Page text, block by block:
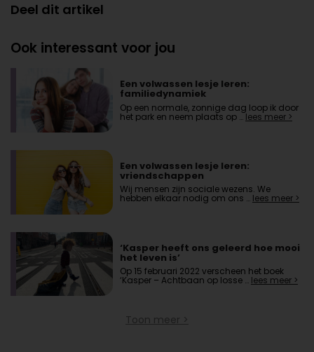
Deel dit artikel
Ook interessant voor jou
Een volwassen lesje leren:
familiedynamiek
Op een normale, zonnige dag loop ik door
het park en neem plaats op …lees meer >
Een volwassen lesje leren:
vriendschappen
Wij mensen zijn sociale wezens. We
hebben elkaar nodig om ons … lees meer >
‘Kasper heeft ons geleerd hoe mooi
het leven is’
Op 15 februari 2022 verscheen het boek
‘Kasper – Achtbaan op losse … lees meer >
Toon meer >